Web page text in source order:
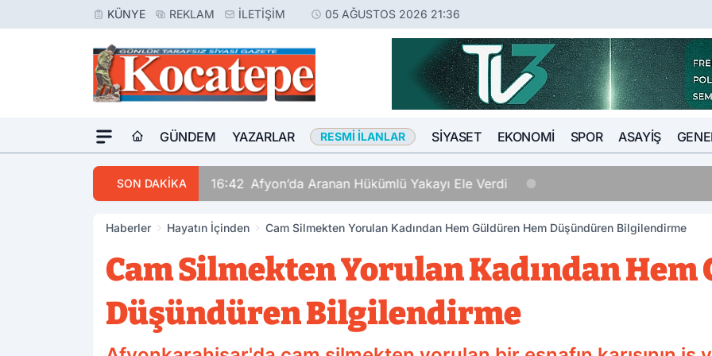
KÜNYE REKLAM İLETIŞIM 05 AĞUSTOS 2026 21:36
GÜNDEM YAZARLAR RESMI İLANLAR SIYASET EKONOMI SPOR ASAYIŞ
SON DAKİKA 16:42 Afyon’da Aranan Hükümlü Yakayı Ele Verdi
Haberler Hayatın İçinden Cam Silmekten Yorulan Kadından Hem Güldüren Hem Düşündüren Bilgilendirme
Cam Silmekten Yorulan Kadından
Düşündüren Bilgilendirme